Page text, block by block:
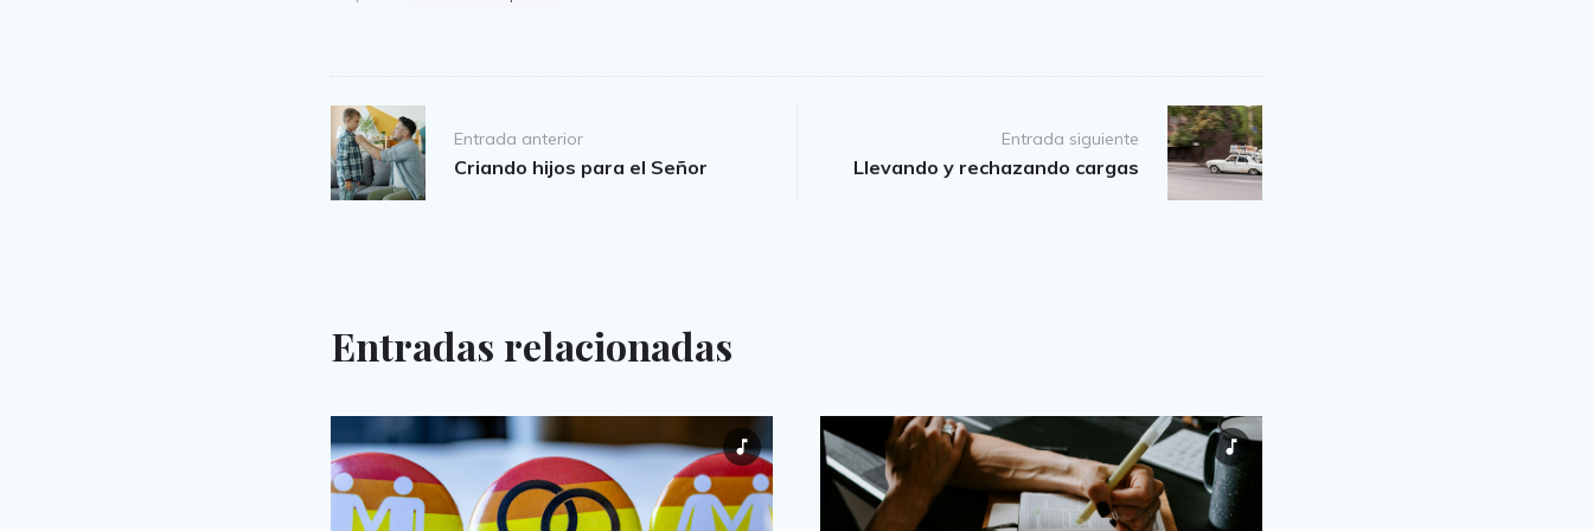
Post
navigationEntrada anterior
Criando hijos para el Señor
Entrada siguiente
Llevando y rechazando cargas
Entradas relacionadas